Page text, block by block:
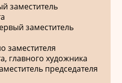
заместитель
заместитель
заместителя
главного художника
председателя